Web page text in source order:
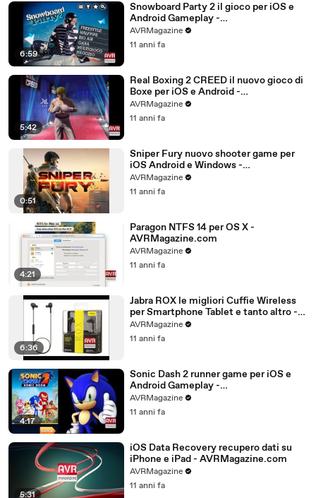
6:59
Snowboard Party 2 il gioco per iOS e
Android Gameplay -
AVRMagazine.com (720p)
AVRMagazine
11 anni fa
5:42
Real Boxing 2 CREED il nuovo gioco di
Boxe per iOS e Android -
AVRMagazine.com
AVRMagazine
11 anni fa
0:51
Sniper Fury nuovo shooter game per
iOS Android e Windows -
AVRMagazine.com
AVRMagazine
11 anni fa
4:21
Paragon NTFS 14 per OS X -
AVRMagazine.com
AVRMagazine
11 anni fa
6:36
Jabra ROX le migliori Cuffie Wireless
per Smartphone Tablet e tanto altro -
AVRMagazine.com (720p)
AVRMagazine
11 anni fa
4:17
Sonic Dash 2 runner game per iOS e
Android Gameplay -
AVRMagazine.com
AVRMagazine
11 anni fa
5:31
iOS Data Recovery recupero dati su
iPhone e iPad - AVRMagazine.com
AVRMagazine
11 anni fa